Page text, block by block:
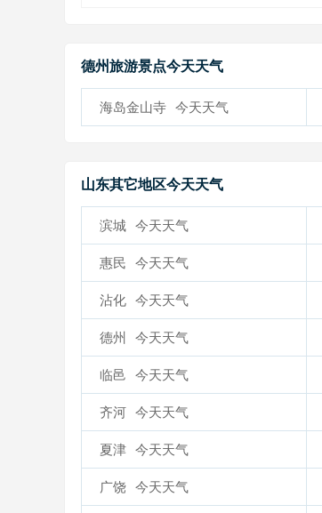
德州旅游景点今天天气
海岛金山寺 今天天气
山东其它地区今天天气
滨城 今天天气
惠民 今天天气
沾化 今天天气
德州 今天天气
临邑 今天天气
齐河 今天天气
夏津 今天天气
广饶 今天天气